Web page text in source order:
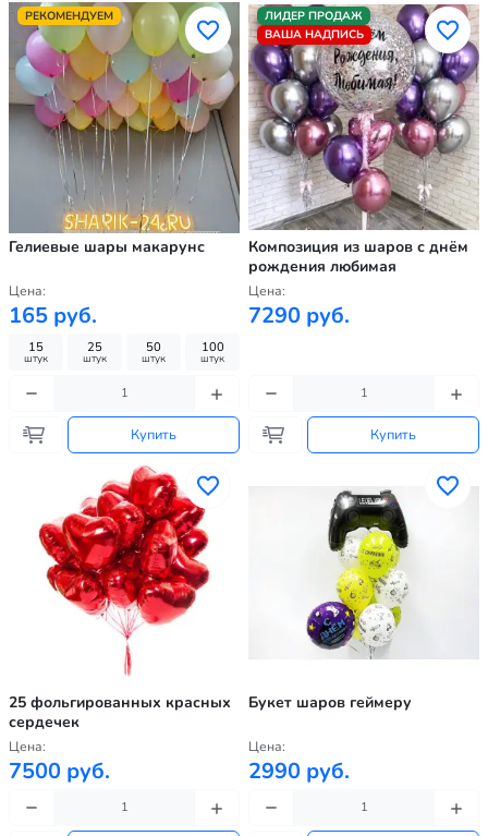
РЕКОМЕНДУЕМ
Гелиевые шары макарунс
Цена:
165 руб.
15
штук
25
штук
50
штук
100
штук
Купить
ЛИДЕР ПРОДАЖ
ВАША НАДПИСЬ
Композиция из шаров с днём
рождения любимая
Цена:
7290 руб.
Купить
25 фольгированных красных
сердечек
Цена:
7500 руб.
Букет шаров геймеру
Цена:
2990 руб.